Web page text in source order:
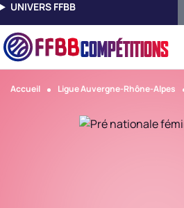
UNIVERS FFBB
COMPÉTITIONS
Accueil Ligue Auvergne-Rhône-Alpes